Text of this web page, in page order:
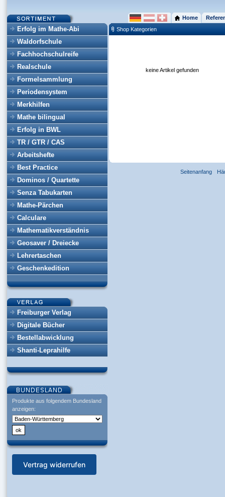
Erfolg im Mathe-Abi
Waldorfschule
Fachhochschulreife
Realschule
Formelsammlung
Periodensystem
Merkhilfen
Mathe bilingual
Erfolg in BWL
TR / GTR / CAS
Arbeitshefte
Best Practice
Dominos / Quartette
Senza Tabukarten
Mathe-Pärchen
Calculare
Mathematikverständnis
Geosaver / Dreiecke
Lehrertaschen
Geschenkedition
Freiburger Verlag
Digitale Bücher
Bestellabwicklung
Shanti-Leprahilfe
Produkte aus folgendem Bundesland
anzeigen:
Vertrag widerrufen
Home
Shop Kategorien
keine Artikel gefunden
Seitenanfang